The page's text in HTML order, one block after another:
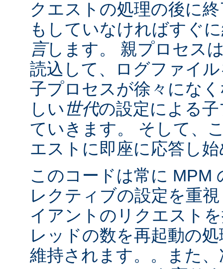
クエストの処理の後に
もしていなければすぐ
言します。 親プロセス
読込して、ログファイ
子プロセスが徐々にな
しい世代の設定による
ていきます。 そして、
エストに即座に応答し
このコードは常に MPM
レクティブの設定を重
イアントのリクエスト
レッドの数を再起動の
維持されます。。また